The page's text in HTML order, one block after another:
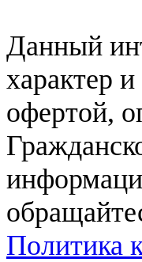
Данный
характер
офертой,
Политика